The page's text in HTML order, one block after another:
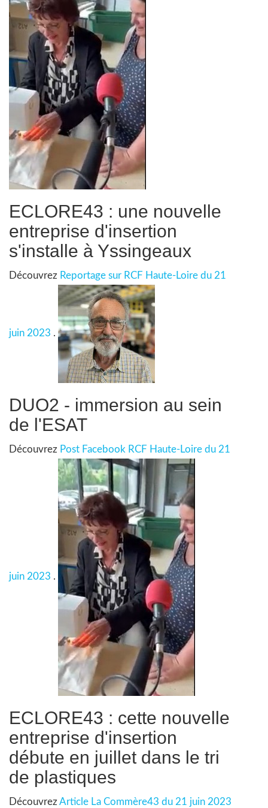
ECLORE43 : une nouvelle
entreprise d'insertion
s'installe à Yssingeaux
Découvrez Reportage sur RCF Haute-Loire du 21
juin 2023 .
DUO2 - immersion au sein
de l'ESAT
Découvrez Post Facebook RCF Haute-Loire du 21
juin 2023 .
ECLORE43 : cette nouvelle
entreprise d'insertion
débute en juillet dans le tri
de plastiques
DécouvrezArticle La Commère43 du 21 juin 2023